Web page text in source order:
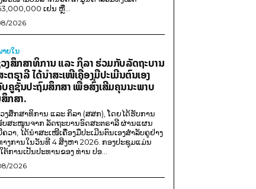
ເຢນ ຫຼື...
2026
າຍ​ໃນ
ງສຶກສາທິການ ແລະ ກິລາ ຮ່ວມກັບລັດຖະບານ
ຕຣາລີ ໄດ້ນຳສະເໜີເຄື່ອງມືປະເມີນຕົນເອງ
ຄູຊັ້ນປະຖົມສຶກສາ ເພື່ອສົ່ງເສີມຄຸນນະພາບ
ກສາ.
ງສຶກສາທິການ ແລະ ກິລາ (ສສກ), ໂດຍໄດ້ຮັບການ
ສະໜູນຈາກ ລັດຖະບານອົດສະຕຣາລີ ຜ່ານແຜນ
ຄວາ, ໄດ້ນຳສະເໜີເຄື່ອງມືປະເມີນຕົນເອງສຳລັບຄູຢ່າງ
າງການໃນວັນທີ 4 ສິງຫາ 2026. ກອງປະຊຸມແມ່ນ
ຕ້ການເປັນປະທານຂອງ ທ່ານ ປອ...
2026